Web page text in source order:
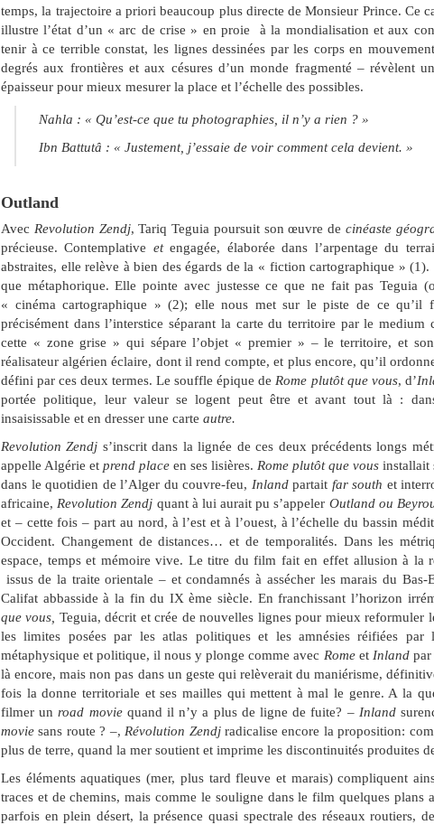
temps, la trajectoire a priori beaucoup plus directe de Monsieur Prince. Ce
illustre l’état d’un « arc de crise » en proie à la mondialisation et aux
tenir à ce terrible constat, les lignes dessinées par les corps en
degrés aux frontières et aux césures d’un monde fragmenté – révèlent
épaisseur pour mieux mesurer la place et l’échelle des possibles.
Nahla : « Qu’est-ce que tu photographies, il n’y a rien ? »
Ibn Battutâ : « Justement, j’essaie de voir comment cela devient. »
Outland
Avec Revolution Zendj, Tariq Teguia poursuit son œuvre de cinéaste
précieuse. Contemplative etengagée, élaborée dans l’arpentage du
abstraites, elle relève à bien des égards de la « fiction cartographique » (1).
que métaphorique. Elle pointe avec justesse ce que ne fait pas Teguia
« cinéma cartographique » (2); elle nous met sur le piste de ce qu’il
précisément dans l’interstice séparant la carte du territoire par le medium
cette « zone grise » qui sépare l’objet « premier » – le territoire, et
réalisateur algérien éclaire, dont il rend compte, et plus encore, qu’il
défini par ces deux termes. Le souffle épique de Rome plutôt que vous, d’
portée politique, leur valeur se logent peut être et avant tout là :
insaisissable et en dresser une carte autre.
Revolution Zendj s’inscrit dans la lignée de ces deux précédents longs
appelle Algérie et prend place en ses lisières. Rome plutôt que vous installait
dans le quotidien de l’Alger du couvre-feu, Inlandpartait far south et
africaine, Revolution Zendj quant à lui aurait pu s’appeler Outland ou
et – cette fois – part au nord, à l’est et à l’ouest, à l’échelle du bassin
Occident. Changement de distances… et de temporalités. Dans les
espace, temps et mémoire vive. Le titre du film fait en effet allusion à la
issus de la traite orientale – et condamnés à assécher les marais du
Califat abbasside à la fin du IX ème siècle. En franchissant l’horizon
que vous, Teguia, décrit et crée de nouvelles lignes pour mieux reformuler
les limites posées par les atlas politiques et les amnésies réifiées par
métaphysique et politique, il nous y plonge comme avec Romeet Inlandpar
là encore, mais non pas dans un geste qui relèverait du maniérisme,
fois la donne territoriale et ses mailles qui mettent à mal le genre. A la
filmer unroad moviequand il n’y a plus de ligne de fuite? – Inland
movie sans route ? –, Révolution Zendjradicalise encore la proposition:
plus de terre, quand la mer soutient et imprime les discontinuités produites
Les éléments aquatiques (mer, plus tard fleuve et marais) compliquent
traces et de chemins, mais comme le souligne dans le film quelques plans
parfois en plein désert, la présence quasi spectrale des réseaux routiers,